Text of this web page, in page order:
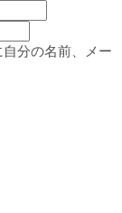
分の名前、メー